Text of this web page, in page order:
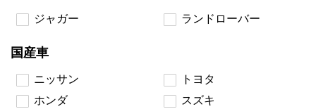
ジャガー ランドローバー
国産車
ニッサン
トヨタ
ホンダ
スズキ